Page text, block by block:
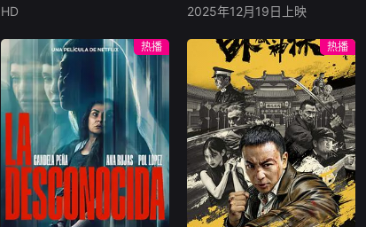
大漠之上，镖人、官府、西域
五大家族等多方势力盘根错
节、暗潮涌动。“天字第二号
逃犯”刀马接下特殊押镖任
务，和同伴一起从西域护镖远
赴长安。不料，他们的护送对
象竟是“天字第一号逃犯”知世
郎……天下熙熙皆为利来，各
方势力闻风入局，抢镖厮杀接
连上演……
HD
萨姆·沃辛顿
佐伊·索尔达娜
影片聚焦杰克·萨利与奈蒂莉一
家的命运起伏，在前作的情感
余波之上，深刻描绘一个家族
在战火中如何成长、并共同守
护血脉相连的情感纽带的历
程，从而将故事推向更具张力
的全新维度。此外，潘多拉的
全新领域也即将揭晓
2025年12月19日上映
热播 热播